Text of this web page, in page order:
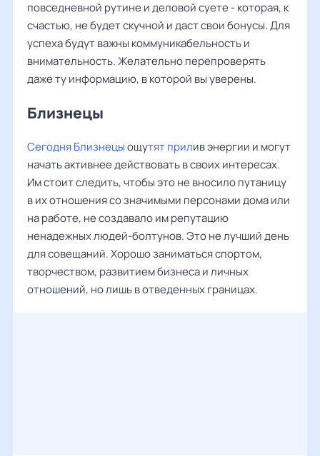
повседневной рутине и деловой суете - которая, к
счастью, не будет скучной и даст свои бонусы. Для
успеха будут важны коммуникабельность и
внимательность. Желательно перепроверять
даже ту информацию, в которой вы уверены.
Близнецы
Сегодня Близнецыощутят прилив энергии и могут
начать активнее действовать в своих интересах.
Им стоит следить, чтобы это не вносило путаницу
в их отношения со значимыми персонами дома или
на работе, не создавало им репутацию
ненадежных людей-болтунов. Это не лучший день
для совещаний. Хорошо заниматься спортом,
творчеством, развитием бизнеса и личных
отношений, но лишь в отведенных границах.